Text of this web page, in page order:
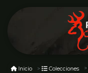
Inicio Colecciones